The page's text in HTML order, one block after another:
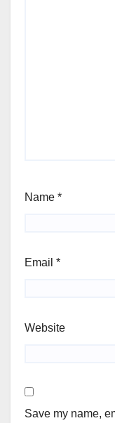
Name *
Email *
Website
Save my name,